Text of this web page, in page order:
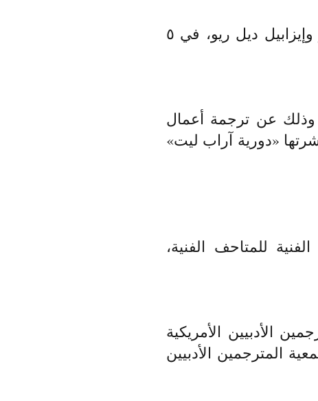
ألقت ندوة بعنوان «الشعر المترجم»، بالمشاركة مع د. ل. ويليامز وإيزابيل ديل ريو، في ٥
المؤسسة الهولندية للآداب في الترجمة لعام ٢٠٢٣، وذلك عن ترجمة أعمال
«دورية آراب ليت»
للمتاحف الفنية،
الأدبيين الأمريكية
مؤتمر جمعية المترجمين الأدبيين